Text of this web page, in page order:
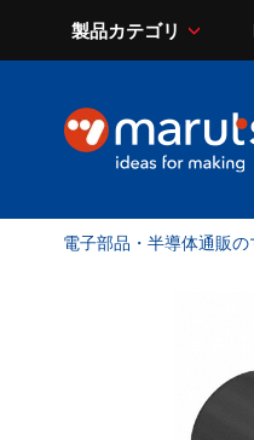
製品カテゴリ
電子部品・半導体通販